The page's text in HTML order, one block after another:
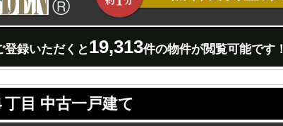
登録いただくと19,313件の物件が閲覧可能です！
目 中古一戸建て